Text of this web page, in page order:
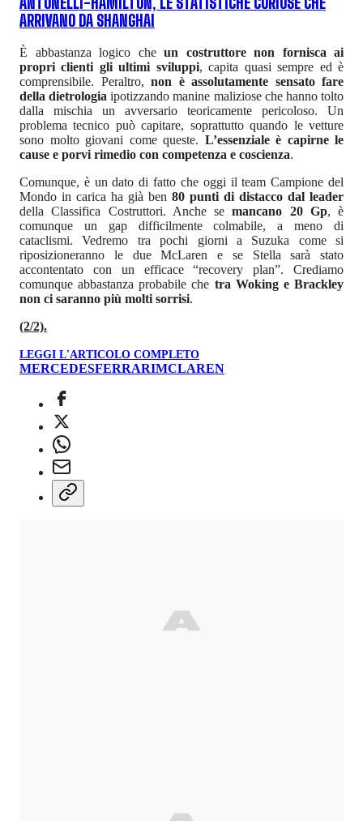
ARRIVANO DA SHANGHAI
È abbastanza logico che un costruttore non fornisca ai
propri clienti gli ultimi sviluppi, capita quasi sempre ed è
comprensibile. Peraltro, non è assolutamente sensato fare
della dietrologia ipotizzando manine maliziose che hanno tolto
dalla mischia un avversario teoricamente pericoloso. Un
problema tecnico può capitare, soprattutto quando le vetture
sono molto giovani come queste. L’essenziale è capirne le
cause e porvi rimedio con competenza e coscienza.
Comunque, è un dato di fatto che oggi il team Campione del
Mondo in carica ha già ben 80 punti di distacco dal leader
della Classifica Costruttori. Anche semancano 20 Gp, è
comunque un gap difficilmente colmabile, a meno di
cataclismi. Vedremo tra pochi giorni a Suzuka come si
riposizioneranno le due McLaren e se Stella sarà stato
accontentato con un efficace “recovery plan”. Crediamo
comunque abbastanza probabile che tra Woking e Brackley
non ci saranno più molti sorrisi.
(2/2).
LEGGI L'ARTICOLO COMPLETO
MERCEDESFERRARIMCLAREN